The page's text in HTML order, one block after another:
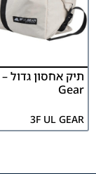
Gear
3F UL GEAR